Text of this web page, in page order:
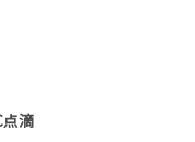
滴